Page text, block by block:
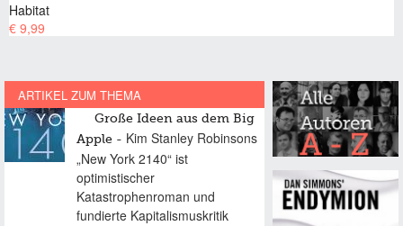
Habitat
€ 9,99
ARTIKEL ZUM THEMA
Große Ideen aus dem Big
Apple
Kim Stanley Robinsons
„New York 2140“ ist
optimistischer
Katastrophenroman und
fundierte Kapitalismuskritik